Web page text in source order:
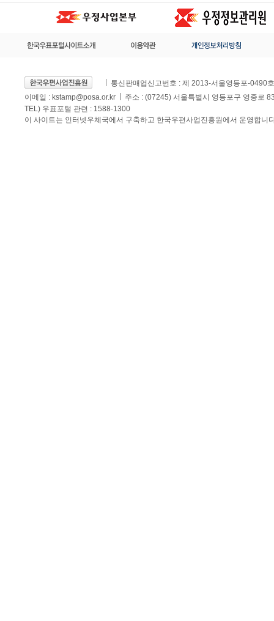
통신판매업신고번호 : 제 2013-서울영등포-0490호
이메일 : kstamp@posa.or.kr
주소 : (07245) 서울특별시 영등포구 영중로
TEL) 우표포털 관련 : 1588-1300
이 사이트는 인터넷우체국에서 구축하고 한국우편사업진흥원에서 운영합니